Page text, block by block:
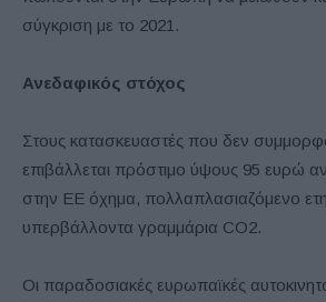
σύγκριση με το 2021.
Ανεδαφικός στόχος
Στους κατασκευαστές που δεν
επιβάλλεται πρόστιμο ύψους 95 ευρώ
στην ΕΕ όχημα, πολλαπλασιαζόμενο
υπερβάλλοντα γραμμάρια CO2.
Οι παραδοσιακές ευρωπαϊκές